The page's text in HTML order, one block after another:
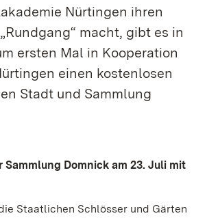
Nürtingen ihren
macht, gibt es in
ersten Mal in Kooperation
einen kostenlosen
Stadt und Sammlung
Sammlung Domnick am 23. Juli mit
Staatlichen Schlösser und Gärten